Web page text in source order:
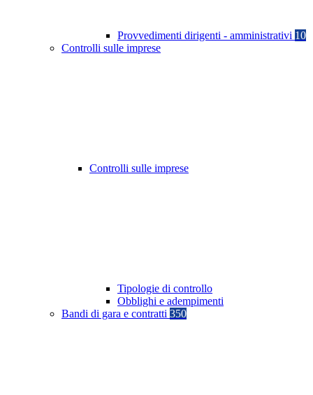
Provvedimenti dirigenti - amministrativi 10
Controlli sulle imprese
Controlli sulle imprese
Tipologie di controllo
Obblighi e adempimenti
Bandi di gara e contratti 350